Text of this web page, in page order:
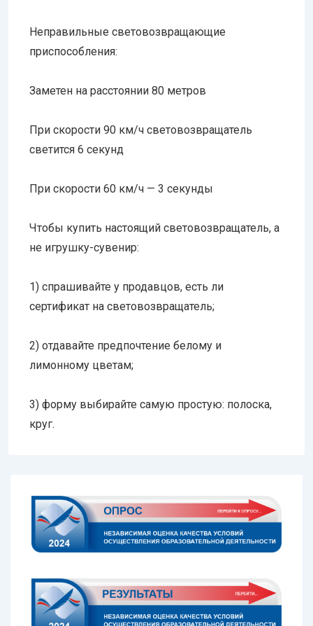
Неправильные световозвращающие
приспособления:
Заметен на расстоянии 80 метров
При скорости 90 км/ч световозвращатель
светится 6 секунд
При скорости 60 км/ч — 3 секунды
Чтобы купить настоящий световозвращатель, а
не игрушку-сувенир:
1) спрашивайте у продавцов, есть ли
сертификат на световозвращатель;
2) отдавайте предпочтение белому и
лимонному цветам;
3) форму выбирайте самую простую: полоска,
круг.